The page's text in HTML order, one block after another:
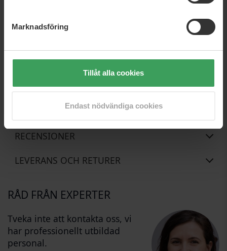
Marknadsföring
Tillåt alla cookies
Endast nödvändiga cookies
Det rekommenderas också att inte använda produkten på
därför fått lite hjälp av vår trevliga Beauty-Roboto som har
RECENSIONER
LEVERANS OCH RETURER
RÅD FRÅN EXPERTER
Tveka inte att kontakta oss, vi
har professionellt utbildad
personal.